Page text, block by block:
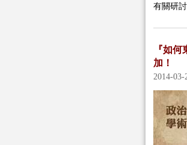
有關研
『如
加！
2014-03-